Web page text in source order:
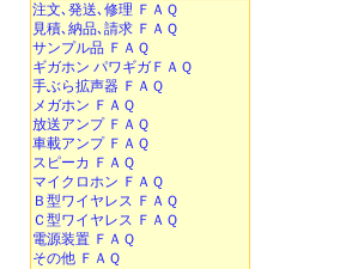
注文､発送､修理 ＦＡＱ
見積､納品､請求 ＦＡＱ
サンプル品 ＦＡＱ
ギガホン パワギガＦＡＱ
手ぶら拡声器 ＦＡＱ
メガホン ＦＡＱ
放送アンプ ＦＡＱ
車載アンプ ＦＡＱ
スピーカ ＦＡＱ
マイクロホン ＦＡＱ
Ｂ型ワイヤレス ＦＡＱ
Ｃ型ワイヤレス ＦＡＱ
電源装置 ＦＡＱ
その他 ＦＡＱ